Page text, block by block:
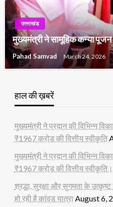
उत्तराखंड
मुख्यमंत्री ने सामूहिक कन्या पूजन
Pahad Samvad March 24, 2026
हाल की ख़बरें
मुख्यमंत्री ने प्रदान की विभिन्न
₹1967 करोड़ की वित्तीय स्वीकृति
मुख्यमंत्री ने प्रदान की विभिन्न
₹1967 करोड़ की वित्तीय स्वीकृति।
श्रद्धा, सुरक्षा और सुगमता के
हो रही है कांवड़ यात्राAugust 6,